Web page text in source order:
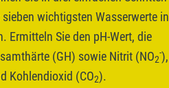
wichtigsten Wasserwerte in
Ermitteln Sie den pH-Wert, die
(GH) sowie Nitrit (NO2
-),
Kohlendioxid (CO2).